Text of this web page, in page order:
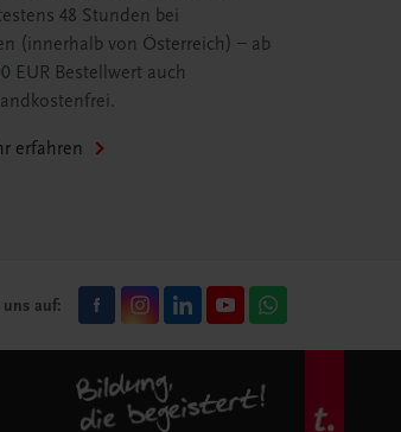
48 Stunden bei
(innerhalb von Österreich) – ab
EUR Bestellwert auch
erfahren
uns auf: